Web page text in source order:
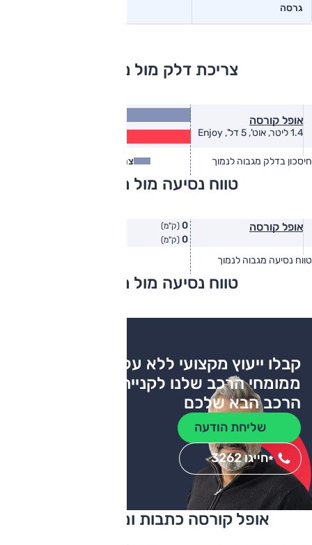
גרסה
צריכת דלק מול מתחרים
אופל קורסה
1.4 ליטר, אוט', 5 דל', Enjoy
חיסכון בדלק מגבוה לנמוך צריכת דלק
טווח נסיעה מול מתחרים
אופל קורסה 0 (ק"מ)
0 (ק"מ)
טווח נסיעה מגבוה לנמוך
טווח נסיעה מול מתחרים
קבלו ייעוץ מקצועי ללא עלות
ממומחי הרכב שלנו לקניית
הרכב הבא שלכם
שליחת הודעה
חייגו 3262*
אופל קורסה כתבות ומבחני דרכים